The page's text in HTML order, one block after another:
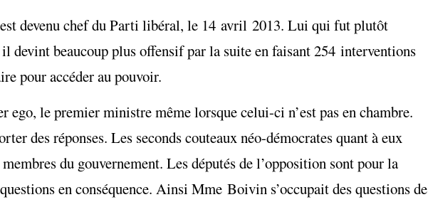
devenu chef du Parti libéral, le 14 avril 2013. Lui qui fut plutôt
devint beaucoup plus offensif par la suite en faisant 254 interventions
pour accéder au pouvoir.
ego, le premier ministre même lorsque celui-ci n’est pas en chambre.
des réponses. Les seconds couteaux néo-démocrates quant à eux
du gouvernement. Les députés de l’opposition sont pour la
en conséquence. Ainsi Mme Boivin s’occupait des questions de